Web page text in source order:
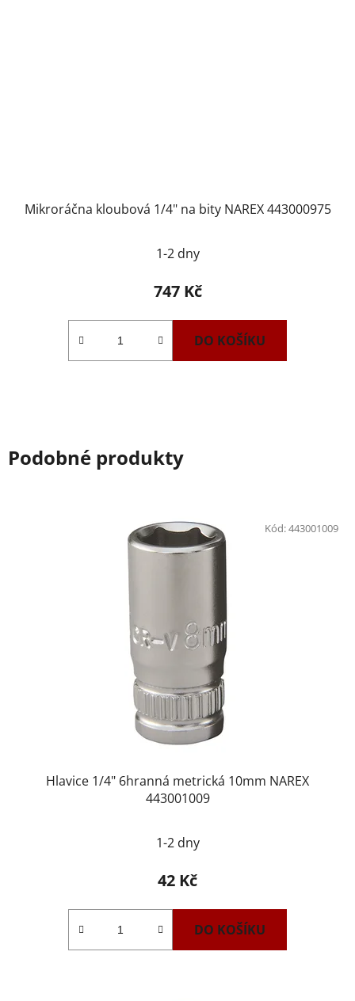
Mikroráčna kloubová 1/4" na bity NAREX 443000975
1-2 dny
747 Kč
DO KOŠÍKU
Podobné produkty
Hlavice 1/4" 6hranná metrická 10mm NAREX
443001009
1-2 dny
42 Kč
DO KOŠÍKU
Kód:443001009